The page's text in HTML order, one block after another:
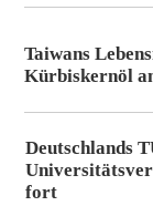
Taiwans
Kürbiskernöl
Deutschlands
fort